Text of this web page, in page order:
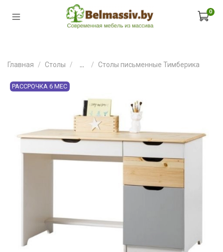
0
Главная Столы Столы письменные Тимберика
РАССРОЧКА 6 МЕС